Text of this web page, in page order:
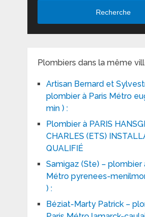
Recherche
Plombiers dans la même
Artisan Bernard et
plombier à Paris Métro
min ) :
Plombier à PARIS
CHARLES (ETS)
QUALIFIÉ
Samigaz (Ste) – plombier
Métro pyrenees-
) :
Béziat-Marty Patrick –